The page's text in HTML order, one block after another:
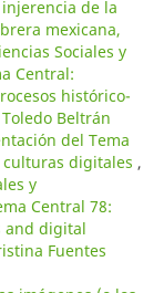
injerencia de la
mexicana,
Sociales y
Central:
histórico-
Beltrán
del Tema
digitales ,
y
Central 78:
and digital
Fuentes